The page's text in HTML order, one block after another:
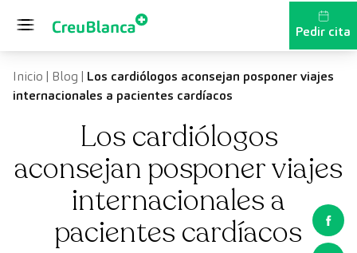
Pedir cita
Inicio | Blog | Los cardiólogos aconsejan posponer viajes
internacionales a pacientes cardíacos
Los cardiólogos
aconsejan posponer viajes
internacionales a
pacientes cardíacos